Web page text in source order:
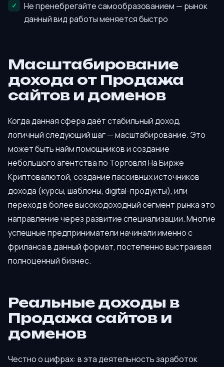
Не пренебрегайте самообразованием — рынок
данный вид работы меняется быстро
Масштабирование
дохода от Продажа
сайтов и доменов
Когда данная сфера даёт стабильный доход,
логичный следующий шаг — масштабирование. Это
может быть найм помощников и создание
небольшого агентства по Торговля На Бирже
Криптовалютой, создание пассивных источников
дохода (курсы, шаблоны, digital-продукты), или
переход в более высокодоходный сегмент рынка это
направление через развитие специализации. Многие
успешные предприниматели начинали именно с
фриланса в данный формат, постепенно выстраивая
полноценный бизнес.
Реальные доходы в
Продажа сайтов и
доменов
Честно о цифрах: в эта деятельность заработок